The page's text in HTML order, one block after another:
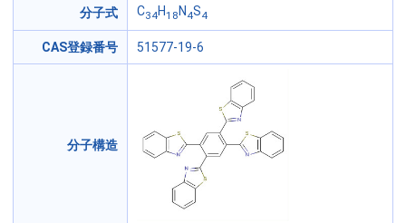
分子式 C34H18 N 4S4
CAS登録番号 51577-19-6
分子構造